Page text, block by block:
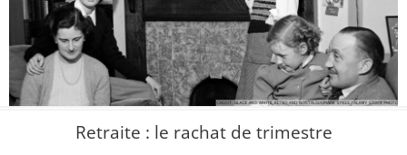
Retraite : le rachat de trimestre